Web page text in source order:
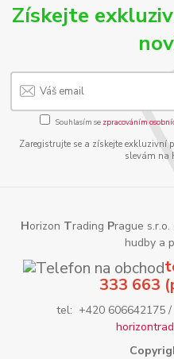
Získejte
Souhlasím se zpracováním
Zaregistrujte se a získejte
slevám na
Horizon Trading Prague
hudby a
333 663
tel: +420 606642175 /